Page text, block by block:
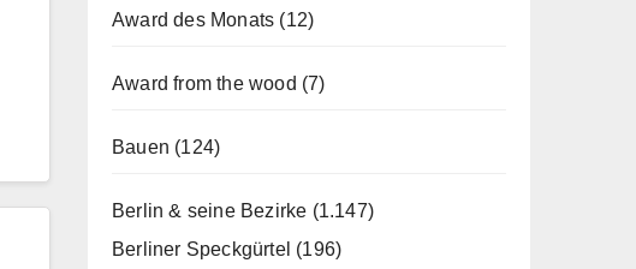
Award des Monats (12)
Award from the wood (7)
Bauen (124)
Berlin & seine Bezirke (1.147)
Berliner Speckgürtel (196)